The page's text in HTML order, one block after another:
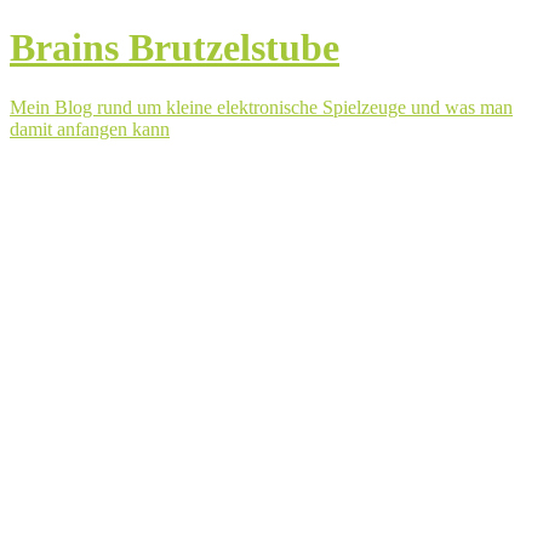
Brains Brutzelstube
Mein Blog rund um kleine elektronische Spielzeuge und was man
damit anfangen kann